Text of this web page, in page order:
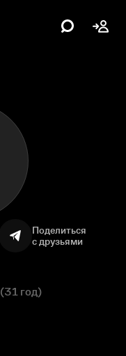
Поделиться
с друзьями
(31 год)